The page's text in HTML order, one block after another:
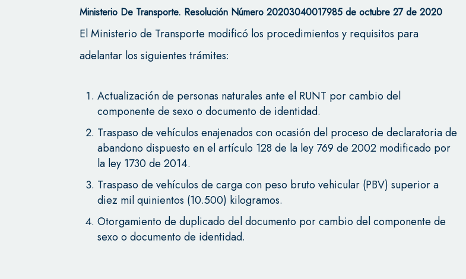
Ministerio De Transporte. Resolución Número 20203040017985 de octubre 27 de 2020
El Ministerio de Transporte modificó los procedimientos y requisitos para
adelantar los siguientes trámites:
Actualización de personas naturales ante el RUNT por cambio del
componente de sexo o documento de identidad.
Traspaso de vehículos enajenados con ocasión del proceso de declaratoria de
abandono dispuesto en el artículo 128 de la ley 769 de 2002 modificado por
la ley 1730 de 2014.
Traspaso de vehículos de carga con peso bruto vehicular (PBV) superior a
diez mil quinientos (10.500) kilogramos.
Otorgamiento de duplicado del documento por cambio del componente de
sexo o documento de identidad.